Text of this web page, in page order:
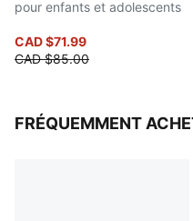
enfants de 8 à 16 ans
pour enfants et adolescents
CAD $71.99
CAD $85.00
FRÉQUEMMENT